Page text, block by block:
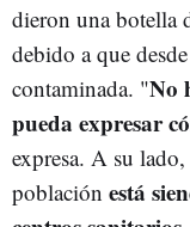
dieron una botella
debido a que
contaminada. "No
pueda expresar
expresa. A su
población está